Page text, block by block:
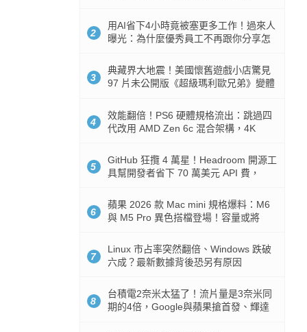
2
用AI省下4小時竟被塞更多工作！過來人
曝光：為什麼優秀員工不再跟你分享怎
3
典藏界大地震！美國懷舊遊戲小店驚見
97 片未公開版《超級瑪利歐兄弟》變體
4
效能翻倍！PS6 硬體規格流出：跳過四
代改用 AMD Zen 6c 混合架構，4K
5
GitHub 狂攬 4 萬星！Headroom 開源工
具幫開發者省下 70 萬美元 API 費，
6
蘋果 2026 款 Mac mini 規格爆料：M6
與 M5 Pro 異色搭檔登場！容量或將
7
Linux 市占率突然翻倍、Windows 跌破
六成？最新數據背後恐另有原因
8
台積電2奈米太猛了！流片量是3奈米同
期的4倍，Google與蘋果搶首發、輝達